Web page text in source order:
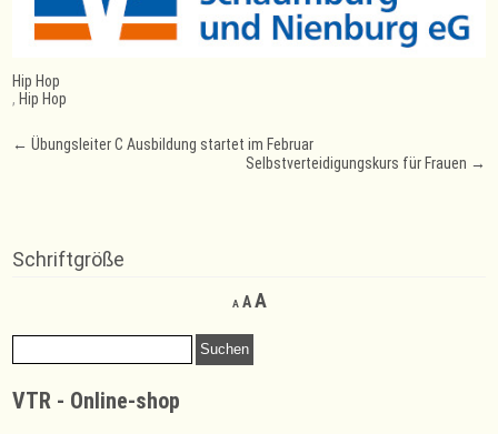
Hip Hop
, Hip Hop
Post
← Übungsleiter C Ausbildung startet im Februar
Selbstverteidigungskurs für Frauen →
Schriftgröße
A
Decrease
font
AReset
size.
AIncrease
Suchen
nach:
VTR - Online-shop